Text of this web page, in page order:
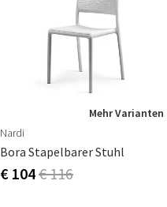
Mehr Varianten
Nardi
Bora Stapelbarer Stuhl
€ 104€ 116